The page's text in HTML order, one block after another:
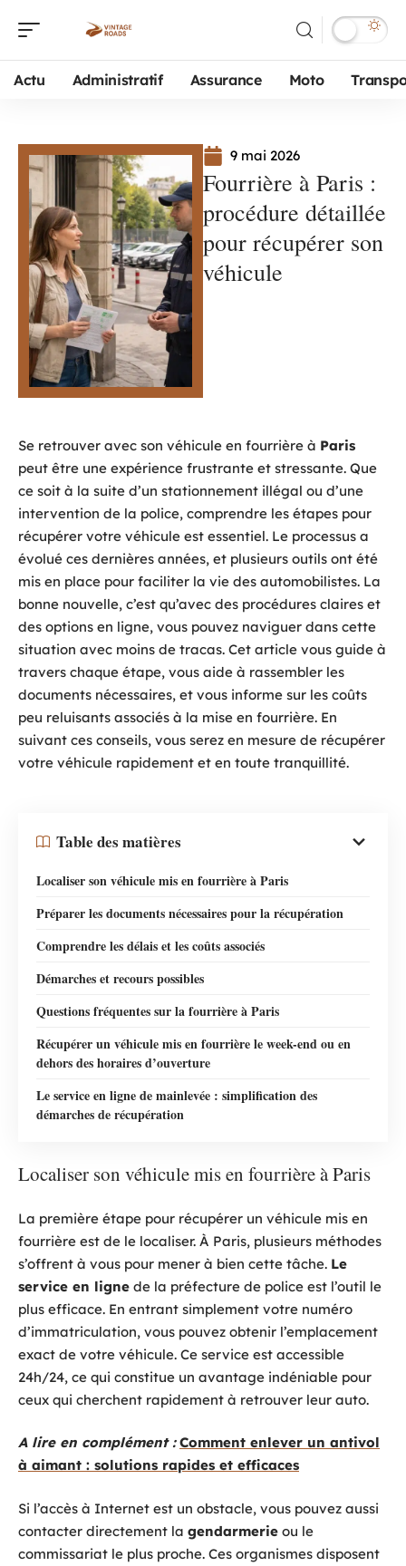
Actu Administratif Assurance Moto
9 mai 2026
Fourrière à Paris :
procédure détaillée
pour récupérer son
véhicule
Se retrouver avec son véhicule en fourrière à Paris
peut être une expérience frustrante et stressante. Que
ce soit à la suite d’un stationnement illégal ou d’une
intervention de la police, comprendre les étapes pour
récupérer votre véhicule est essentiel. Le processus a
évolué ces dernières années, et plusieurs outils ont été
mis en place pour faciliter la vie des automobilistes. La
bonne nouvelle, c’est qu’avec des procédures claires et
des options en ligne, vous pouvez naviguer dans cette
situation avec moins de tracas. Cet article vous guide à
travers chaque étape, vous aide à rassembler les
documents nécessaires, et vous informe sur les coûts
peu reluisants associés à la mise en fourrière. En
suivant ces conseils, vous serez en mesure de récupérer
votre véhicule rapidement et en toute tranquillité.
Table des matières
Localiser son véhicule mis en fourrière à Paris
Préparer les documents nécessaires pour la récupération
Comprendre les délais et les coûts associés
Démarches et recours possibles
Questions fréquentes sur la fourrière à Paris
Récupérer un véhicule mis en fourrière le week-end ou en
dehors des horaires d’ouverture
Le service en ligne de mainlevée : simplification des
démarches de récupération
Localiser son véhicule mis en fourrière à Paris
La première étape pour récupérer un véhicule mis en
fourrière est de le localiser. À Paris, plusieurs méthodes
s’offrent à vous pour mener à bien cette tâche. Le
service en ligne de la préfecture de police est l’outil le
plus efficace. En entrant simplement votre numéro
d’immatriculation, vous pouvez obtenir l’emplacement
exact de votre véhicule. Ce service est accessible
24h/24, ce qui constitue un avantage indéniable pour
ceux qui cherchent rapidement à retrouver leur auto.
A lire en complément : Comment enlever un antivol
à aimant : solutions rapides et efficaces
Si l’accès à Internet est un obstacle, vous pouvez aussi
contacter directement la gendarmerie ou le
commissariat le plus proche. Ces organismes disposent